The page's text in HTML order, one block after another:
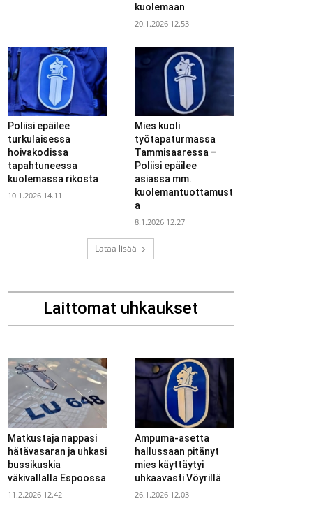
kuolemaan
20.1.2026 12.53
Poliisi epäilee
turkulaisessa
hoivakodissa
tapahtuneessa
kuolemassa rikosta
10.1.2026 14.11
Mies kuoli
työtapaturmassa
Tammisaaressa –
Poliisi epäilee
asiassa mm.
kuolemantuottamust
a
8.1.2026 12.27
Lataa lisää
Laittomat uhkaukset
Matkustaja nappasi
hätävasaran ja uhkasi
bussikuskia
väkivallalla Espoossa
11.2.2026 12.42
Ampuma-asetta
hallussaan pitänyt
mies käyttäytyi
uhkaavasti Vöyrillä
26.1.2026 12.03